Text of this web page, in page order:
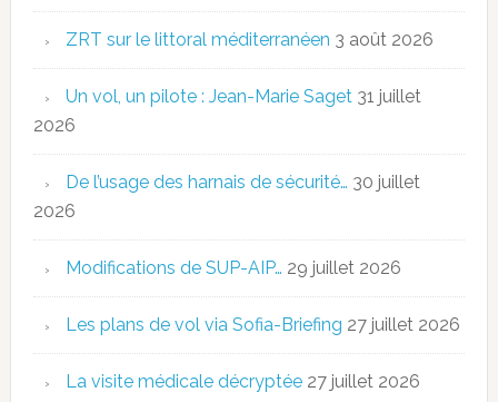
ZRT sur le littoral méditerranéen 3 août 2026
Un vol, un pilote : Jean-Marie Saget 31 juillet
2026
De l’usage des harnais de sécurité… 30 juillet
2026
Modifications de SUP-AIP… 29 juillet 2026
Les plans de vol via Sofia-Briefing 27 juillet 2026
La visite médicale décryptée 27 juillet 2026